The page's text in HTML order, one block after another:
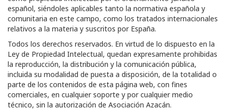
español, siéndoles aplicables tanto la normativa española y
comunitaria en este campo, como los tratados internacionales
relativos a la materia y suscritos por España.
Todos los derechos reservados. En virtud de lo dispuesto en la
Ley de Propiedad Intelectual, quedan expresamente prohibidas
la reproducción, la distribución y la comunicación pública,
incluida su modalidad de puesta a disposición, de la totalidad o
parte de los contenidos de esta página web, con fines
comerciales, en cualquier soporte y por cualquier medio
técnico, sin la autorización de Asociación Azacán.